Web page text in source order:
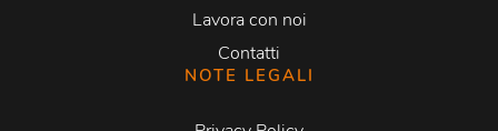
Lavora con noi
Contatti
NOTE LEGALI